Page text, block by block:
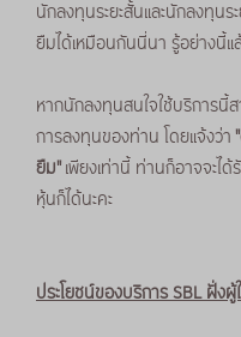
นักลงทุนระยะสั้นและนักลงทุนร
ยืมได้เหมือนกันนี่นา รู้อย่างนี้แ
หากนักลงทุนสนใจใช้บริการนี้
การลงทุนของท่าน โดยแจ้งว่า
ยืม"เพียงเท่านี้ ท่านก็อาจจะ
หุ้นก็ได้นะคะ
ประโยชน์ของบริการ SBL ฝั่งผู้